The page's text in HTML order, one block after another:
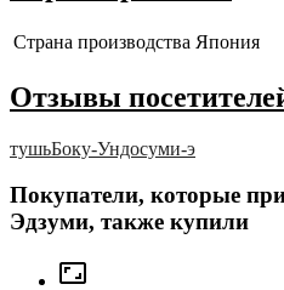
Страна производства Япония
Отзывы
тушьБоку-Ундосуми-э
Покупатели, которые
Эдзуми, также купили
